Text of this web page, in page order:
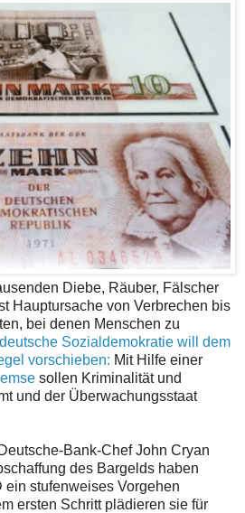
Diebe, Räuber, Fälscher
Hauptursache von Verbrechen bis
bei denen Menschen zu
deutsche Sozialdemokratie will dem
vorschieben: Mit Hilfe einer
sollen Kriminalität und
und der Überwachungsstaat
Bank-Chef John Cryan
des Bargelds haben
ein stufenweises Vorgehen
ersten Schritt plädieren sie für